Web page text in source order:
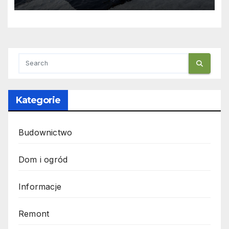
Kategorie
Budownictwo
Dom i ogród
Informacje
Remont